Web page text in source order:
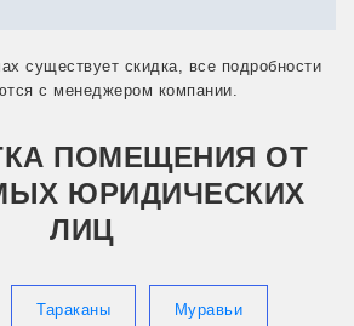
существует скидка, все подробности
с менеджером компании.
ПОМЕЩЕНИЯ ОТ
ЮРИДИЧЕСКИХ
ЛИЦ
Тараканы Муравьи